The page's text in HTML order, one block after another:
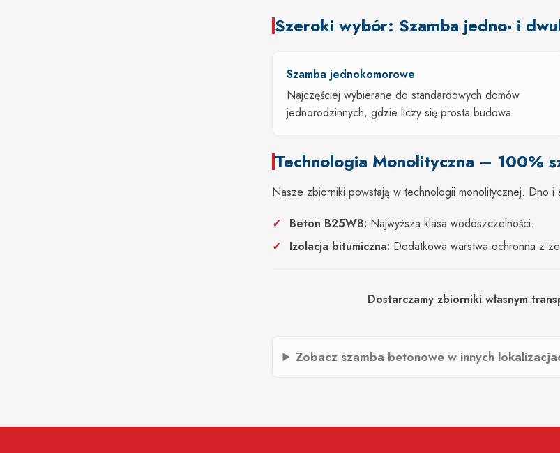
Szeroki wybór: Szamba jedno- i
Szamba jednokomorowe
Najczęściej wybierane do standardowych domów
jednorodzinnych, gdzie liczy się prosta budowa.
Technologia Monolityczna – 100%
Nasze zbiorniki powstają w technologii monolitycznej. Dno
Beton B25W8: Najwyższa klasa wodoszczelności.
Izolacja bitumiczna: Dodatkowa warstwa ochronna z
Dostarczamy zbiorniki własnym
Zobacz szamba betonowe w innych